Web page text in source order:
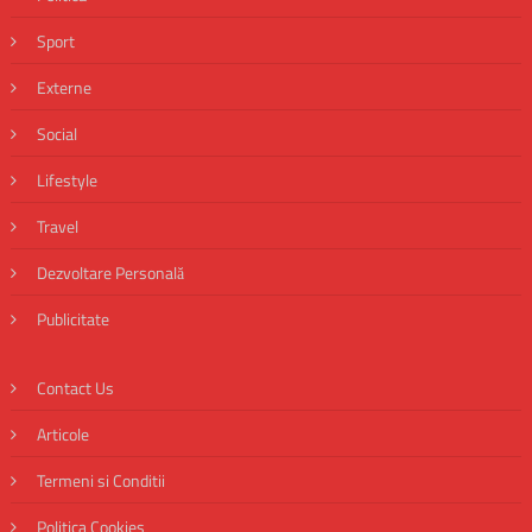
Sport
Externe
Social
Lifestyle
Travel
Dezvoltare Personală
Publicitate
Contact Us
Articole
Termeni si Conditii